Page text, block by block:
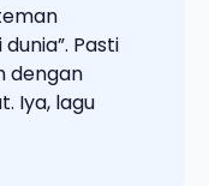
Pasti
dengan
Iya, lagu